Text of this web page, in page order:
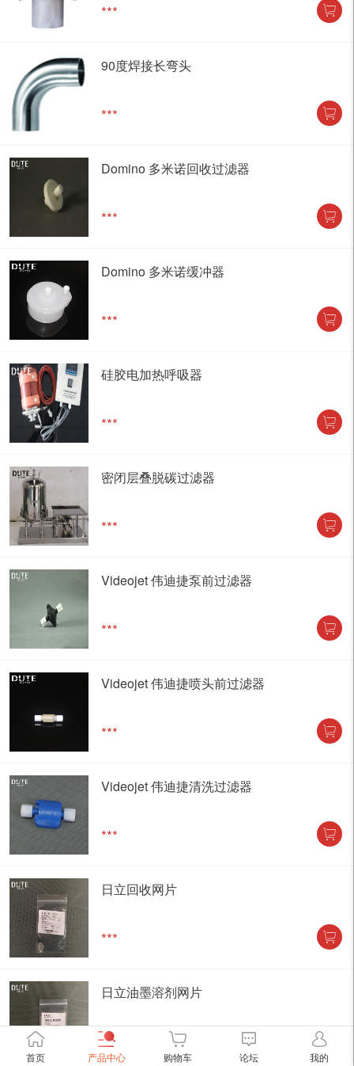
首页 产品中心 购物车 论坛 我的
***
90度焊接长弯头
***
Domino 多米诺回收过滤器
***
Domino 多米诺缓冲器
***
硅胶电加热呼吸器
***
密闭层叠脱碳过滤器
***
Videojet 伟迪捷泵前过滤器
***
Videojet 伟迪捷喷头前过滤器
***
Videojet 伟迪捷清洗过滤器
***
日立回收网片
***
日立油墨溶剂网片
***